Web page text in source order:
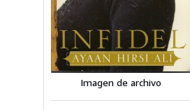
Imagen de archivo